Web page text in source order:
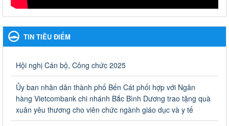
Hưởng ứng cuộc thi Tìm hiểu Luật Phòng, chống ma túy
Hưởng ứng cuộc thi Tìm hiểu Luật Phòng, chống ma túy
Ngày ban hành: 06/09/2023
bổng, hỗ trợ của Chương trình "Tiếp sức đến trường" năm
học 2023-2024
Về việc thống kê, lập danh sách đề xuất học sinh nhận học bổng,
hỗ trợ của Chương trình "Tiếp sức đến trường" năm học 2023-
2024
TIN TIÊU ĐIỂM
Hội nghị Cán bộ, Công chức 2025
Ủy ban nhân dân thành phố Bến Cát phối hợp với Ngân
hàng Vietcombank chi nhánh Bắc Bình Dương trao tặng quà
xuân yêu thương cho viên chức ngành giáo dục và y tế